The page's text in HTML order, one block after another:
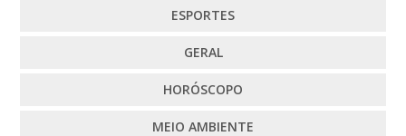
ESPORTES
GERAL
HORÓSCOPO
MEIO AMBIENTE